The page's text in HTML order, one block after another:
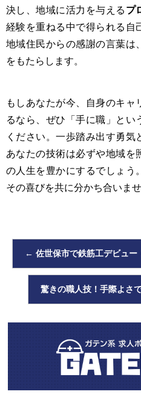
決し、地域に活力を与える プ
経験を重ねる中で得られる自
地域住民からの感謝の言葉は
をもたらします。
もしあなたが今、自身のキ
るなら、ぜひ「手に職」とい
ください。一歩踏み出す勇気
あなたの技術は必ずや地域を
の人生を豊かにするでしょう
その喜びを共に分かち合いませ
← 佐世保市で鉄筋工デビュ
驚きの職人技！手際よさ